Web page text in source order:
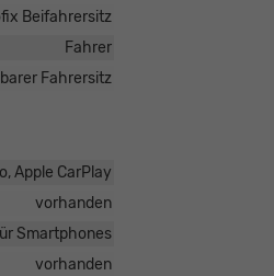
Beifahrersitz
Fahrer
Fahrersitz
Apple CarPlay
vorhanden
Smartphones
vorhanden